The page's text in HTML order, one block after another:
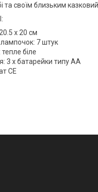
та своїм близьким
x 20 см
лампочок: 7 штук
біле
3 x батарейки типу АА
CE